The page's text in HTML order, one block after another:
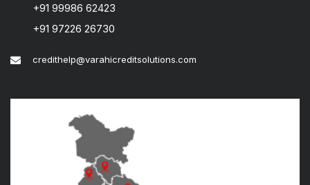
+91 99986 62423
+91 97226 26730
credithelp@varahicreditsolutions.com